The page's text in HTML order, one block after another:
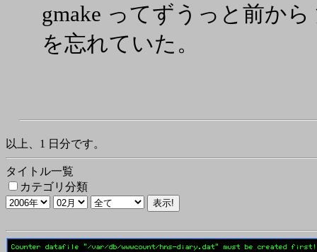
gmake ってずうっと前か
を忘れていた。
以上、1 日分です。
タイトル一覧
カテゴリ分類